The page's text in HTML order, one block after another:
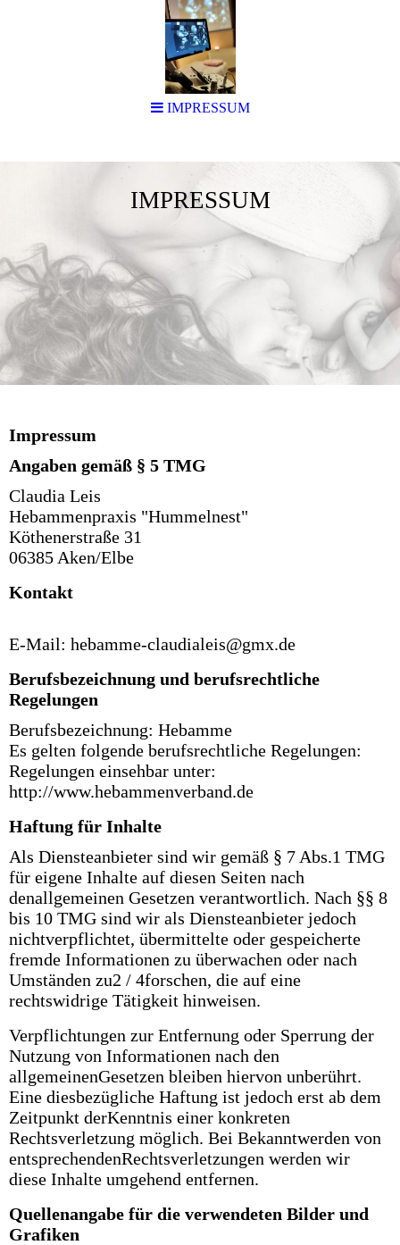
IMPRESSUM
HEBAMMENPRAXIS
HUMMELNEST
Claudia Leis & Sandra Krause
Impressum
Angaben gemäß § 5 TMG
Claudia Leis
Hebammenpraxis "Hummelnest"
Köthenerstraße 31
06385 Aken/Elbe
Kontakt
E-Mail: hebamme-claudialeis@gmx.de
Berufsbezeichnung und berufsrechtliche
Regelungen
Berufsbezeichnung: Hebamme
Es gelten folgende berufsrechtliche Regelungen:
Regelungen einsehbar unter:
http://www.hebammenverband.de
Haftung für Inhalte
Als Diensteanbieter sind wir gemäß § 7 Abs.1 TMG
für eigene Inhalte auf diesen Seiten nach
denallgemeinen Gesetzen verantwortlich. Nach §§ 8
bis 10 TMG sind wir als Diensteanbieter jedoch
nichtverpflichtet, übermittelte oder gespeicherte
fremde Informationen zu überwachen oder nach
Umständen zu2 / 4forschen, die auf eine
rechtswidrige Tätigkeit hinweisen.
Verpflichtungen zur Entfernung oder Sperrung der
Nutzung von Informationen nach den
allgemeinenGesetzen bleiben hiervon unberührt.
Eine diesbezügliche Haftung ist jedoch erst ab dem
Zeitpunkt derKenntnis einer konkreten
Rechtsverletzung möglich. Bei Bekanntwerden von
entsprechendenRechtsverletzungen werden wir
diese Inhalte umgehend entfernen.
Quellenangabe für die verwendeten Bilder und
Grafiken
IMPRESSUM